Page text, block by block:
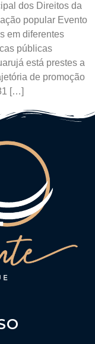
dos Direitos da
popular Evento
em diferentes
públicas
está prestes a
de promoção
[…]